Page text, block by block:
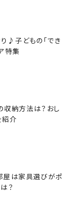
♪子どもの「でき
特集
収納方法は？おし
紹介
屋は家具選びがポ
？